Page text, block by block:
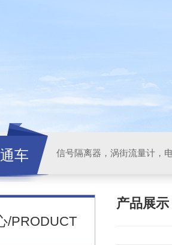
车 信号隔离器，涡街流量计，
/PRODUCT
产品展示